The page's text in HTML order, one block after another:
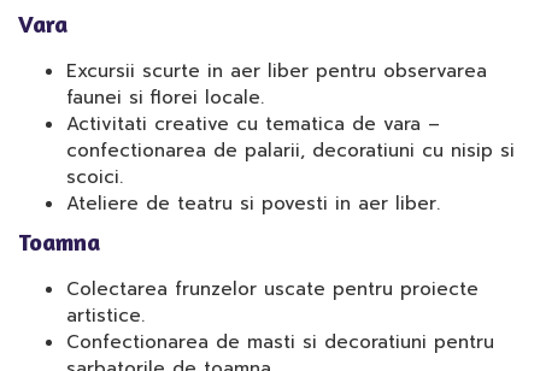
Vara
Excursii scurte in aer liber pentru observarea
faunei si florei locale.
Activitati creative cu tematica de vara –
confectionarea de palarii, decoratiuni cu nisip si
scoici.
Ateliere de teatru si povesti in aer liber.
Toamna
Colectarea frunzelor uscate pentru proiecte
artistice.
Confectionarea de masti si decoratiuni pentru